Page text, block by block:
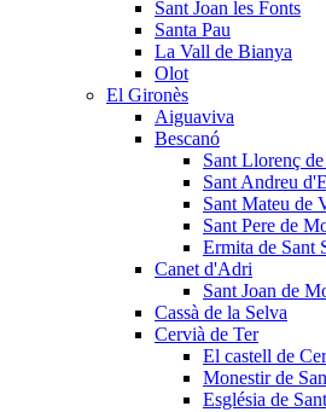
Sant Joan les Fonts
Santa Pau
La Vall de Bianya
Olot
El Gironès
Aiguaviva
Bescanó
Sant Llorenç
Sant Andreu
Sant Mateu de
Sant Pere de
Ermita de Sant
Canet d'Adri
Sant Joan de
Cassà de la Selva
Cervià de Ter
El castell de
Monestir de
Església de